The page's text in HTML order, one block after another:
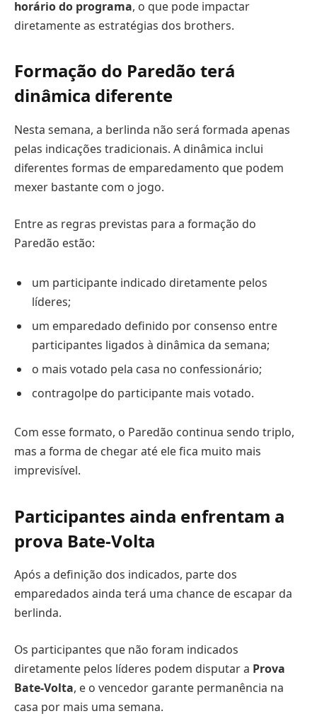
horário do programa, o que pode impactar
diretamente as estratégias dos brothers.
Formação do Paredão terá
dinâmica diferente
Nesta semana, a berlinda não será formada apenas
pelas indicações tradicionais. A dinâmica inclui
diferentes formas de emparedamento que podem
mexer bastante com o jogo.
Entre as regras previstas para a formação do
Paredão estão:
um participante indicado diretamente pelos
líderes;
um emparedado definido por consenso entre
participantes ligados à dinâmica da semana;
o mais votado pela casa no confessionário;
contragolpe do participante mais votado.
Com esse formato, o Paredão continua sendo triplo,
mas a forma de chegar até ele fica muito mais
imprevisível.
Participantes ainda enfrentam a
prova Bate-Volta
Após a definição dos indicados, parte dos
emparedados ainda terá uma chance de escapar da
berlinda.
Os participantes que não foram indicados
diretamente pelos líderes podem disputar a Prova
Bate-Volta, e o vencedor garante permanência na
casa por mais uma semana.